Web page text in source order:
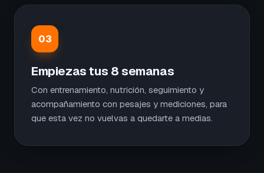
03
Empiezas tus 8 semanas
Con entrenamiento, nutrición, seguimiento y
acompañamiento con pesajes y mediciones, para
que esta vez no vuelvas a quedarte a medias.